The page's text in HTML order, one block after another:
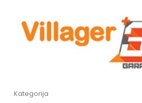
Kategorija